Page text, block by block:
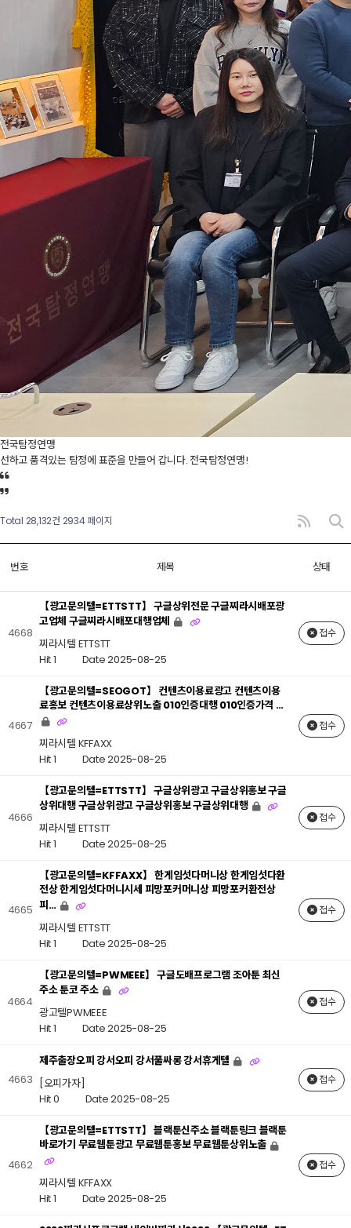
전국탐정연맹
선하고 품격있는 탐정에 표준을 만들어 갑니다. 전국탐정연맹!
Total 28,132건 2934 페이지
번호 제목 상태
4668
【광고문의텔=ETTSTT】 구글상위전문 구글찌라시배포광
고업체 구글찌라시배포대행업체
찌라시텔 ETTSTT
Hit 1 Date 2025-08-25
접수
4667
【광고문의텔=SEOGOT】 컨텐츠이용료광고 컨텐츠이용
료홍보 컨텐츠이용료상위노출 010인증대행 010인증가격 …
찌라시텔 KFFAXX
Hit 1 Date 2025-08-25
접수
4666
【광고문의텔=ETTSTT】 구글상위광고 구글상위홍보 구글
상위대행 구글상위광고 구글상위홍보 구글상위대행
찌라시텔 ETTSTT
Hit 1 Date 2025-08-25
접수
4665
【광고문의텔=KFFAXX】 한게임섯다머니상 한게임섯다환
전상 한게임섯다머니시세 피망포커머니상 피망포커환전상
피…
찌라시텔 ETTSTT
Hit 1 Date 2025-08-25
접수
4664
【광고문의텔=PWMEEE】 구글도배프로그램 조아툰 최신
주소 툰코 주소
광고텔PWMEEE
Hit 1 Date 2025-08-25
접수
4663
제주출장오피 강서오피 강서풀싸롱 강서휴게텔
[오피가자]
Hit 0 Date 2025-08-25
접수
4662
【광고문의텔=ETTSTT】 블랙툰신주소 블랙툰링크 블랙툰
바로가기 무료웹툰광고 무료웹툰홍보 무료웹툰상위노출
찌라시텔 KFFAXX
Hit 1 Date 2025-08-25
접수